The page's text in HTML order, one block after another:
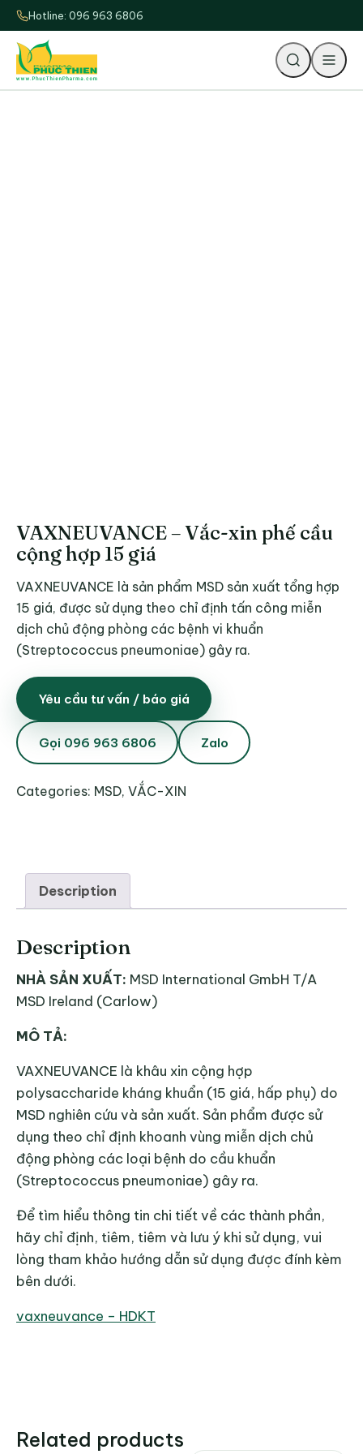
Hotline: 096 963 6806
VAXNEUVANCE – Vắc-xin phế cầu
cộng hợp 15 giá
VAXNEUVANCE là sản phẩm MSD sản xuất tổng hợp
15 giá, được sử dụng theo chỉ định tấn công miễn
dịch chủ động phòng các bệnh vi khuẩn
(Streptococcus pneumoniae) gây ra.
Yêu cầu tư vấn / báo giá
Gọi 096 963 6806 Zalo
Categories: MSD, VẮC-XIN
Description
Description
NHÀ SẢN XUẤT: MSD International GmbH T/A
MSD Ireland (Carlow)
MÔ TẢ:
VAXNEUVANCE là khâu xin cộng hợp
polysaccharide kháng khuẩn (15 giá, hấp phụ) do
MSD nghiên cứu và sản xuất. Sản phẩm được sử
dụng theo chỉ định khoanh vùng miễn dịch chủ
động phòng các loại bệnh do cầu khuẩn
(Streptococcus pneumoniae) gây ra.
Để tìm hiểu thông tin chi tiết về các thành phần,
hãy chỉ định, tiêm, tiêm và lưu ý khi sử dụng, vui
lòng tham khảo hướng dẫn sử dụng được đính kèm
bên dưới.
vaxneuvance – HDKT
Related products